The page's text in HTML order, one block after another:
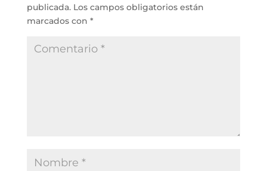
publicada. Los campos obligatorios están
marcados con *